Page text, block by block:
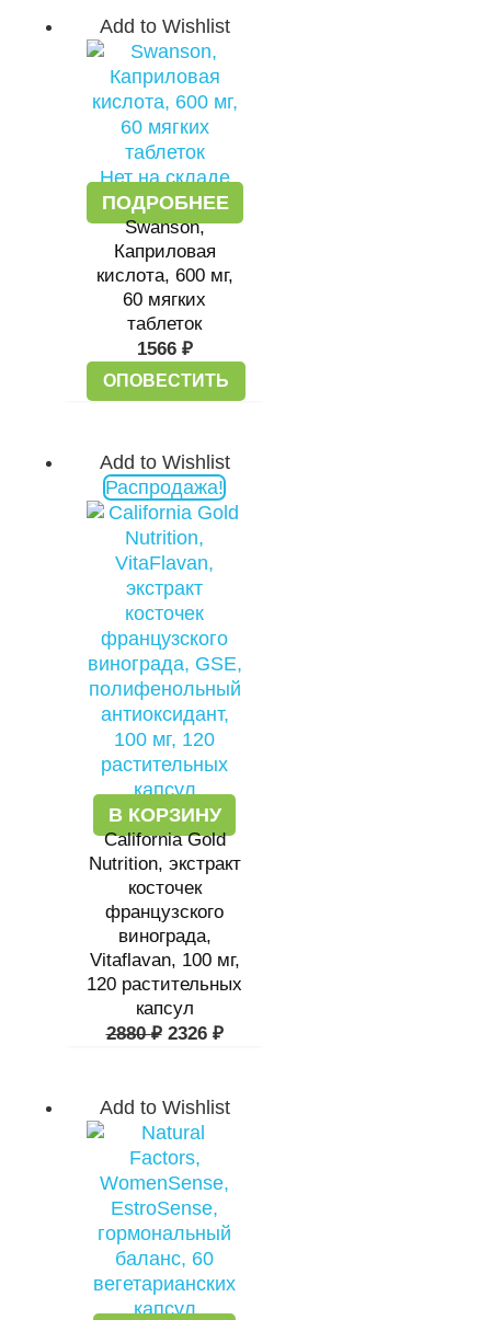
Add to Wishlist
Нет на складе
ПОДРОБНЕЕ
Swanson,
Каприловая
кислота, 600 мг,
60 мягких
таблеток
1566 ₽
ОПОВЕСТИТЬ
Add to Wishlist
Распродажа!
В КОРЗИНУ
California Gold
Nutrition, экстракт
косточек
французского
винограда,
Vitaflavan, 100 мг,
120 растительных
капсул
2880₽
Первоначальная
цена
составляла
2880 ₽.
2326 ₽
Текущая
цена:
2326 ₽.
Add to Wishlist